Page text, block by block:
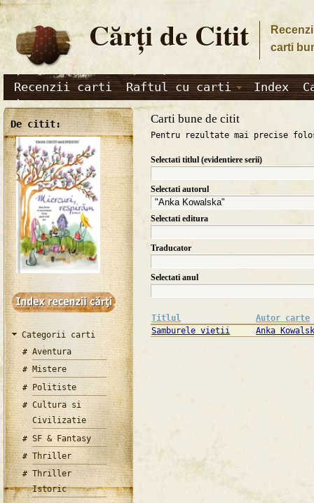
Cărţi de Citit
carti
Recenzii carti Raftul cu carti Index
De citit:
Categorii carti
Aventura
Mistere
Politiste
Cultura si
Civilizatie
SF & Fantasy
Thriller
Thriller
Istoric
Carti bune de citit
Pentru rezultate mai precise
Selectati titlul (evidentiere serii)
Selectati autorul
Selectati editura
Traducator
Selectati anul
Titlul
Autor carte
Samburele vietii
Anka